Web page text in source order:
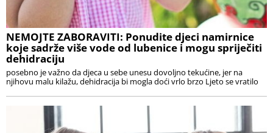
NEMOJTE ZABORAVITI: Ponudite djeci namirnice
koje sadrže više vode od lubenice i mogu spriječiti
dehidraciju
posebno je važno da djeca u sebe unesu dovoljno tekućine, jer na
njihovu malu kilažu, dehidracija bi mogla doći vrlo brzo Ljeto se vratilo